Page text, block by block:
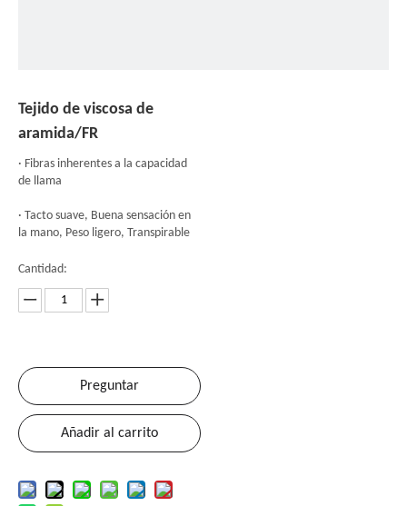
Tejido de viscosa de
aramida/FR
· Fibras inherentes a la capacidad
de llama
· Tacto suave, Buena sensación en
la mano, Peso ligero, Transpirable
Cantidad:
Preguntar
Añadir al carrito